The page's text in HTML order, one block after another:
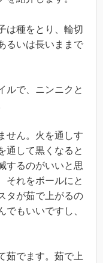
は種をとり、輪切
るいは長いままで
ルで、ニンニクと
せん。火を通しす
通して黒くなると
するのがいいと思
それをボールにと
タが茹で上がるの
でもいいですし、
茹でます。茹で上